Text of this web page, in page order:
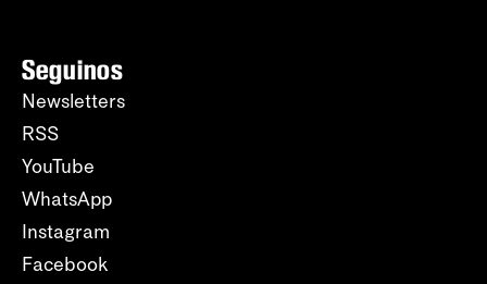
Seguinos
Newsletters
RSS
YouTube
WhatsApp
Instagram
Facebook